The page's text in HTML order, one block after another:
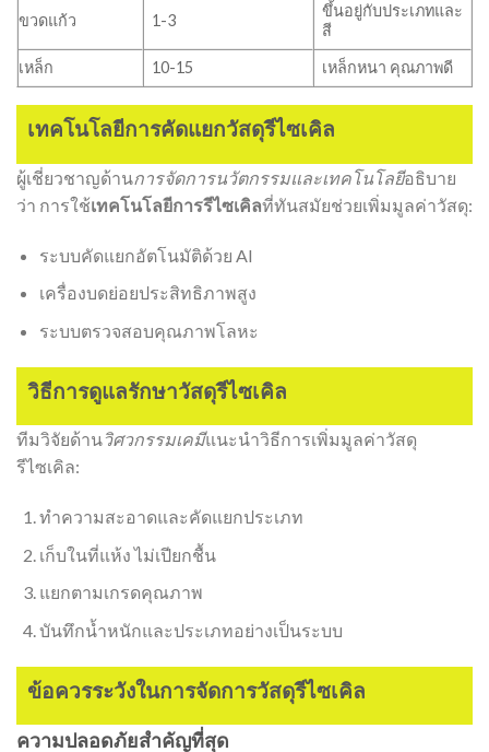
ขวดแก้ว 1-3
ขึ้นอยู่กับประเภทและ
สี
เหล็ก
10-15 เหล็กหนา คุณภาพดี
เทคโนโลยีการคัดแยกวัสดุรีไซเคิล
ผู้เชี่ยวชาญด้านการจัดการนวัตกรรมและเทคโนโลยีอธิบาย
ว่า การใช้เทคโนโลยีการรีไซเคิลที่ทันสมัยช่วยเพิ่มมูลค่าวัสดุ:
ระบบคัดแยกอัตโนมัติด้วย AI
เครื่องบดย่อยประสิทธิภาพสูง
ระบบตรวจสอบคุณภาพโลหะ
วิธีการดูแลรักษาวัสดุรีไซเคิล
ทีมวิจัยด้านวิศวกรรมเคมีแนะนำวิธีการเพิ่มมูลค่าวัสดุ
รีไซเคิล:
ทำความสะอาดและคัดแยกประเภท
เก็บในที่แห้ง ไม่เปียกชื้น
แยกตามเกรดคุณภาพ
บันทึกน้ำหนักและประเภทอย่างเป็นระบบ
ข้อควรระวังในการจัดการวัสดุรีไซเคิล
ความปลอดภัยสำคัญที่สุด